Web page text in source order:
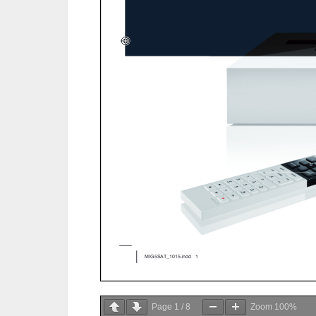
Page 1 / 8 Zoom 100%